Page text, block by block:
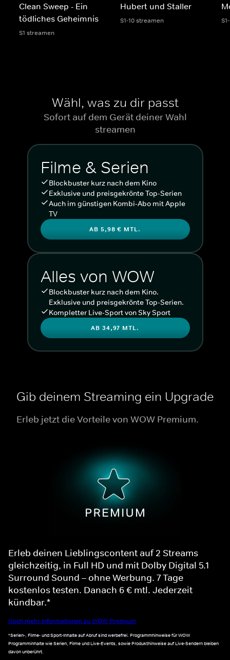
Clean Sweep - Ein
tödliches Geheimnis
S1 streamen
Hubert und Staller
S1-10 streamen
Wähl, was zu dir passt
Sofort auf dem Gerät deiner Wahl
streamen
Filme & Serien
Blockbuster kurz nach dem Kino
Exklusive und preisgekrönte Top-Serien
Auch im günstigen Kombi-Abo mit Apple
TV
AB 5,98 € MTL.
Alles von WOW
Blockbuster kurz nach dem Kino.
Exklusive und preisgekrönte Top-Serien.
Kompletter Live-Sport von Sky Sport
AB 34,97 MTL.
Gib deinem Streaming ein Upgrade
Erleb jetzt die Vorteile von WOW Premium.
Erleb deinen Lieblingscontent auf 2 Streams
gleichzeitig, in Full HD und mit Dolby Digital 5.1
Surround Sound – ohne Werbung. 7 Tage
kostenlos testen. Danach 6 € mtl. Jederzeit
kündbar.*
Noch mehr Informationen zu WOW Premium
*Serien-, Filme- und Sport-Inhalte auf Abruf sind werbefrei. Programmhinweise für WOW
Programminhalte wie Serien, Filme und Live-Events, sowie Produkthinweise auf Live-Sendern bleiben
davon unberührt.